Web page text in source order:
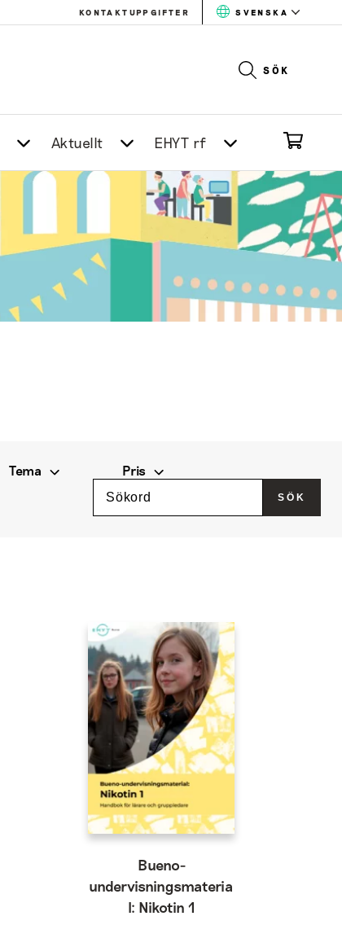
KONTAKTUPPGIFTER SVENSKA
SÖK
Aktuellt EHYT rf
Tema
Pris
Sök
SÖK
Bueno-
undervisningsmateria
l: Nikotin 1